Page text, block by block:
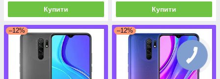
Купити Купити
–12% –12%